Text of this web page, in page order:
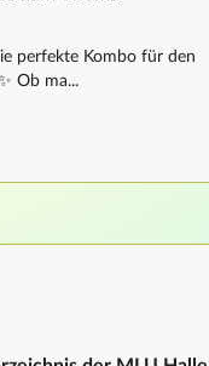
perfekte Kombo für den
Ob ma...